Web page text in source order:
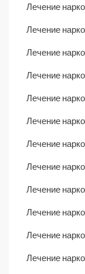
Лечение
Лечение
Лечение
Лечение
Лечение
Лечение
Лечение
Лечение
Лечение
Лечение
Лечение
Лечение